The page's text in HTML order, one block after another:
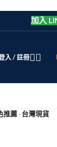
加入
入 / 註冊
推薦 · 台灣現貨